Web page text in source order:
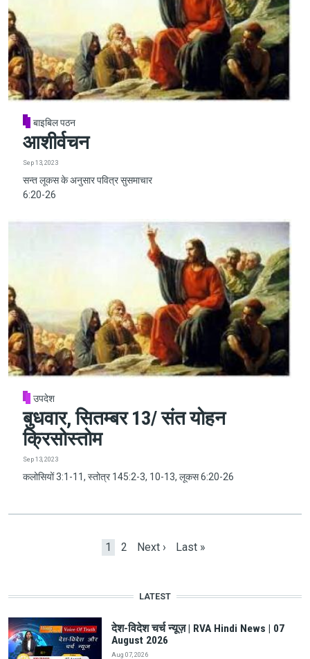
बाइबिल पठन
आशीर्वचन
Sep 13, 2023
सन्त लूकस के अनुसार पवित्र सुसमाचार
6:20-26
उपदेश
बुधवार, सितम्बर 13/ संत योहन
क्रिसोस्तोम
Sep 13, 2023
कलोसियों 3:1-11, स्तोत्र 145:2-3, 10-13, लूकस 6:20-26
Current page
1 Page
2 Next page
Next › Last page
Last »
LATEST
देश-विदेश चर्च न्यूज़ | RVA Hindi News | 07
August 2026
Aug 07, 2026